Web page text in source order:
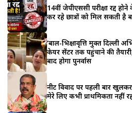
14वीं जेपीएससी परीक्षा रद्द
कर रहे छात्रों को मिल सकती है
‘बाल-भिक्षावृत्ति मुक्त दिल्ली
केयर सेंटर तक पहुंचाने की
बाद होगा पुनर्वास
नीट विवाद पर पहली बार खुलकर
मेरे लिए कभी प्राथमिकता नहीं